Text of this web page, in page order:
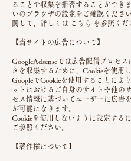
ることで収集を拒否することができ
いのブラウザの設定をご確認くださ
関して、詳しくは こちら を参照くだ
【当サイトの広告について】
GoogleAdsenseでは広告配信プロセス
タを収集するために、Cookieを使用
GoogleでCookieを使用することによ
ットにおけるご自身のサイトや他の
セス情報に基づいてユーザーに広告
が可能になります。
Cookieを使用しないように設定する
ご参照ください。
【著作権について】